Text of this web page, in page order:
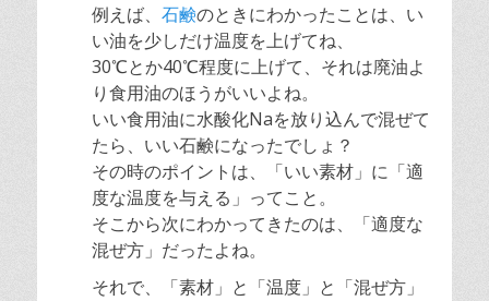
例えば、 石鹸のときにわかったことは、い
い油を少しだけ温度を上げてね、
30℃とか40℃程度に上げて、それは廃油よ
り食用油のほうがいいよね。
いい食用油に水酸化Naを放り込んで混ぜて
たら、いい石鹸になったでしょ？
その時のポイントは、「いい素材」に「適
度な温度を与える」ってこと。
そこから次にわかってきたのは、「適度な
混ぜ方」だったよね。
それで、「素材」と「温度」と「混ぜ方」